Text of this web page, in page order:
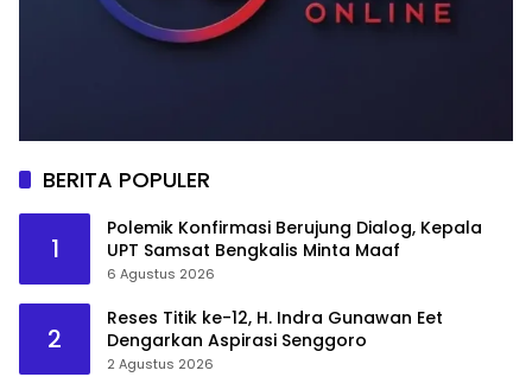
BERITA POPULER
1
Polemik Konfirmasi Berujung Dialog, Kepala
UPT Samsat Bengkalis Minta Maaf
6 Agustus 2026
2
Reses Titik ke-12, H. Indra Gunawan Eet
Dengarkan Aspirasi Senggoro
2 Agustus 2026